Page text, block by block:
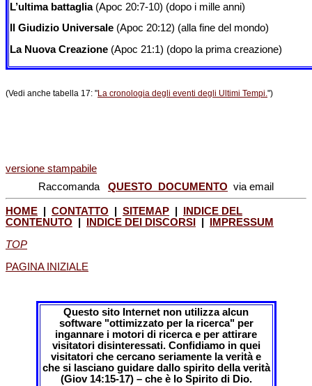
L’ultima battaglia(Apoc 20:7-10) (dopo i mille anni)
Il Giudizio Universale (Apoc 20:12) (alla fine del mondo)
La Nuova Creazione (Apoc 21:1) (dopo la prima creazione)
(Vedi anche tabella 17: "La cronologia degli eventi degli Ultimi Tempi.")
versione stampabile
Raccomanda QUESTO DOCUMENTO via email
HOME CONTATTO SITEMAP
INDICE DEL
CONTENUTO
INDICE DEI DISCORSI
IMPRESSUM
TOP
PAGINA INIZIALE
Questo sito Internet non utilizza alcun
software "ottimizzato per la ricerca" per
ingannare i motori di ricerca e per attirare
visitatori disinteressati. Confidiamo in quei
visitatori che cercano seriamente la verità e
che si lasciano guidare dallo spirito della verità
(Giov 14:15-17) – che è lo Spirito di Dio.